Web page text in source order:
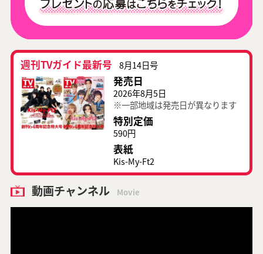
週刊TVガイド最新号 8月14日号
発売日
2026年8月5日
※一部地域は発売日が異なります
特別定価
590円
表紙
Kis-My-Ft2
動画チャンネル Movie